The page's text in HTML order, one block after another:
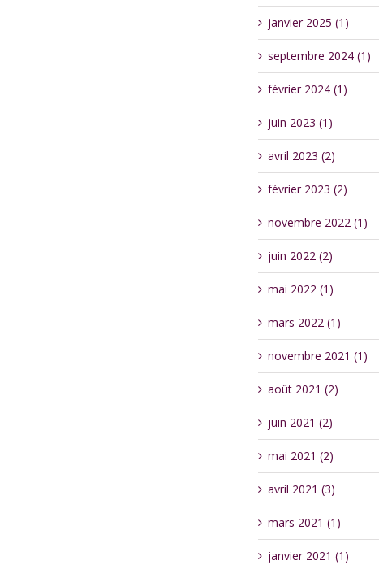
janvier 2025 (1)
septembre 2024 (1)
février 2024 (1)
juin 2023 (1)
avril 2023 (2)
février 2023 (2)
novembre 2022 (1)
juin 2022 (2)
mai 2022 (1)
mars 2022 (1)
novembre 2021 (1)
août 2021 (2)
juin 2021 (2)
mai 2021 (2)
avril 2021 (3)
mars 2021 (1)
janvier 2021 (1)